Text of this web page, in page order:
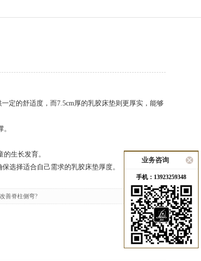
定的舒适度，而7.5cm厚的乳胶床垫则更厚实，能够
生长发育。
选择适合自己需求的乳胶床垫厚度。
善脊柱侧弯?
业务咨询
手机：13923259348